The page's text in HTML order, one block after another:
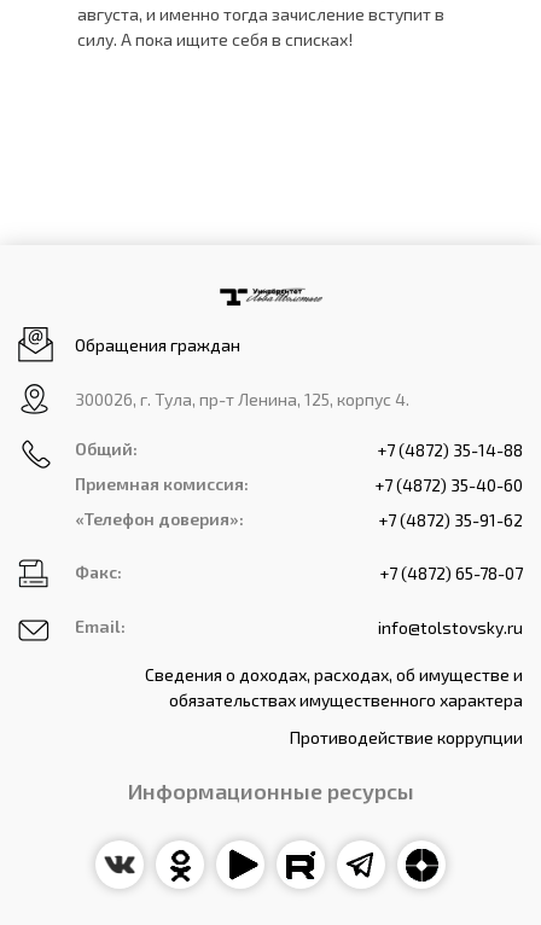
августа, и именно тогда зачисление вступит в
силу. А пока ищите себя в списках!
Обращения граждан
300026, г. Тула, пр-т Ленина, 125, корпус 4.
Общий:
+7 (4872) 35-14-88
Приемная комиссия:
+7 (4872) 35-40-60
«Телефон доверия»:
+7 (4872) 35-91-62
Факс: +7 (4872) 65-78-07
Email: info@tolstovsky.ru
Сведения о доходах, расходах, об имуществе и
обязательствах имущественного характера
Противодействие коррупции
Информационные ресурсы